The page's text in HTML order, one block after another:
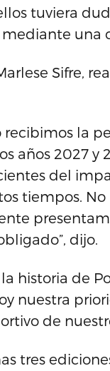
tuviera
mediante una
Sifre,
recibimos la
años 2027
del
tiempos.
dijo.
la historia de
nuestra
de
tres